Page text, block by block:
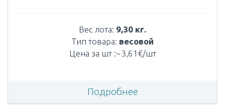
Вес лота: 9,30 кг.
Тип товара: весовой
Цена за шт :~3,61€/шт
Подробнее